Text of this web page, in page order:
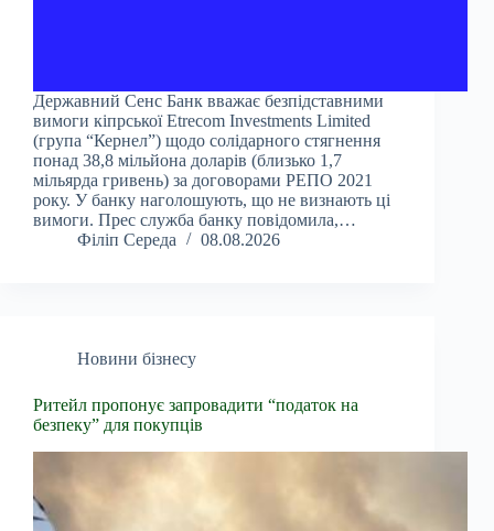
Державний Сенс Банк вважає безпідставними
вимоги кіпрської Etrecom Investments Limited
(група “Кернел”) щодо солідарного стягнення
понад 38,8 мільйона доларів (близько 1,7
мільярда гривень) за договорами РЕПО 2021
року. У банку наголошують, що не визнають ці
вимоги. Прес служба банку повідомила,…
Філіп Середа
08.08.2026
Новини бізнесу
Ритейл пропонує запровадити “податок на
безпеку” для покупців